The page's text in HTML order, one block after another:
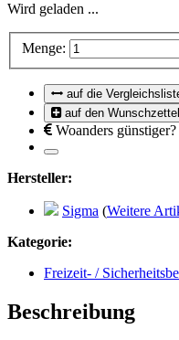
Wird geladen ...
Menge:
auf die
auf den Wunschzettel
Woanders günstiger?
Hersteller:
Sigma (Weitere
Kategorie:
Freizeit- /
Beschreibung